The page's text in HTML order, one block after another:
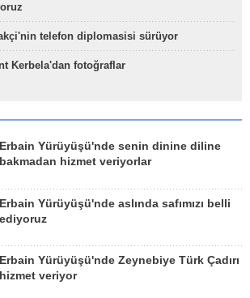
telefon diplomasisi sürüyor
Kerbela'dan fotoğraflar
Erbain Yürüyüşü'nde senin dinine diline
bakmadan hizmet veriyorlar
Erbain Yürüyüşü'nde aslında safımızı belli
ediyoruz
Erbain Yürüyüşü'nde Zeynebiye Türk Çadırı
hizmet veriyor